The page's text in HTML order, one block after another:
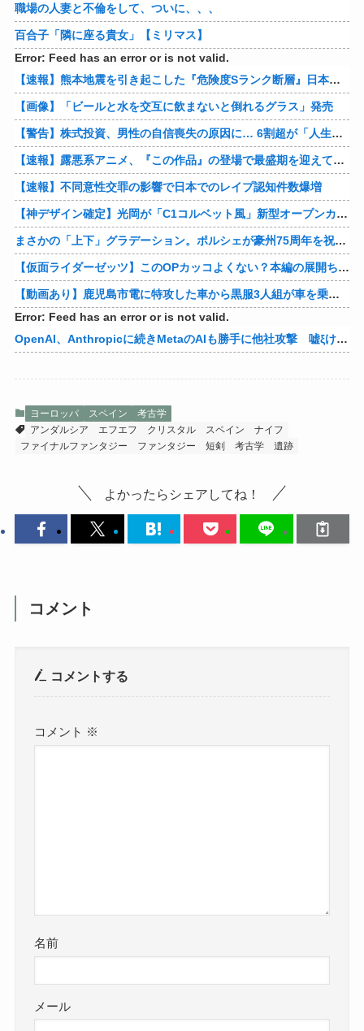
職場の人妻と不倫をして、ついに、、、
百合子「隣に座る貴女」【ミリマス】
Error: Feed has an error or is not valid.
【速報】熊本地震を引き起こした『危険度Sランク断層』日本のド真ん中に10カ所もあると判明
【画像】「ビールと水を交互に飲まないと倒れるグラス」発売
【警告】株式投資、男性の自信喪失の原因に… 6割超が「人生の敗者」自認
【速報】露悪系アニメ、『この作品』の登場で最盛期を迎えてしまう…
【速報】不同意性交罪の影響で日本でのレイプ認知件数爆増
【神デザイン確定】光岡が「C1コルベット風」新型オープンカーの最新ティーザー画像を公開、マツダ・ロードスターの信頼性にレトロな外観がドッキング
まさかの「上下」グラデーション。ポルシェが豪州75周年を祝う特別モデル「911 Turbo S Land Down Under」を発表、1951年の「見果てぬ夢」が内外装に再現
【仮面ライダーゼッツ】このOPカッコよくない？本編の展開ちゃんと反映してて完成度高いし
【動画あり】鹿児島市電に特攻した車から黒服3人組が車を乗り捨てて逃走
Error: Feed has an error or is not valid.
OpenAI、Anthropicに続きMetaのAIも勝手に他社攻撃 嘘ξけど何これ流行ってんの？
ヨーロッパ スペイン
考古学
アンダルシア
エフエフ クリスタル スペイン
ナイフ
ファイナルファンタジー
ファンタジー 短剣 考古学 遺跡
よかったらシェアしてね！
コメント
コメントする
コメント ※
名前
メール